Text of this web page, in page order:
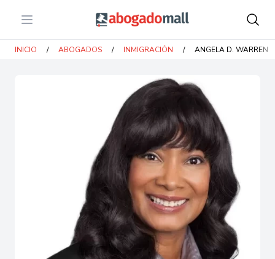
Open menu Abogadomall
INICIO / ABOGADOS / INMIGRACIÓN / ANGELA D. WARREN